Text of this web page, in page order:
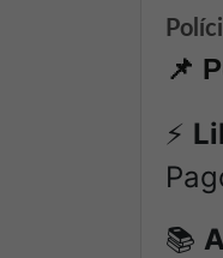
📌
⚡
📚